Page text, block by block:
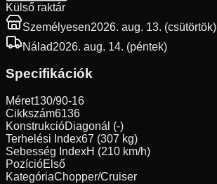
Külső raktár
Személyesen2026. aug. 13. (csütörtök)
Nálad2026. aug. 14. (péntek)
Specifikációk
Méret130/90-16
Cikkszám6136
KonstrukcióDiagonál (-)
Terhelési Index67 (307 kg)
Sebesség IndexH (210 km/h)
PozícióElső
KategóriaChopper/Cruiser